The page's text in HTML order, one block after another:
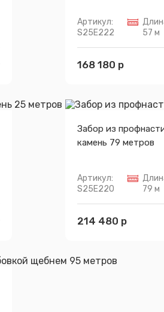
Артикул:
S25E222
57 м
168 180 р
Забор из
камень 79 метров
Артикул:
S25E220
79 м
214 480 р